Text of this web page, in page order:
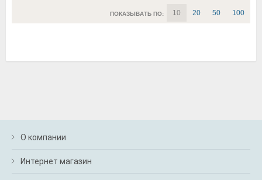
ПОКАЗЫВАТЬ ПО: 10 20 50 100
О компании
Интернет магазин